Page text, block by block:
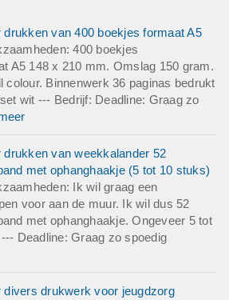
van 400 boekjes formaat A5
400 boekjes
A5 148 x 210 mm. Omslag 150 gram.
colour. Binnenwerk 36 paginas bedrukt
wit --- Bedrijf: Deadline: Graag zo
van weekkalander 52
met ophanghaakje (5 tot 10 stuks)
Ik wil graag een
voor aan de muur. Ik wil dus 52
met ophanghaakje. Ongeveer 5 tot
Deadline: Graag zo spoedig
drukwerk voor jeugdzorg